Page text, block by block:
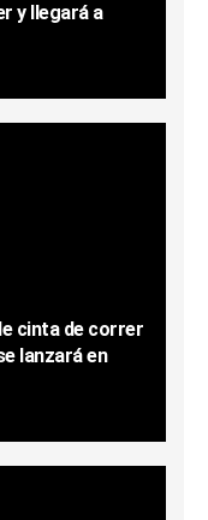
y llegará a
cinta de correr
lanzará en